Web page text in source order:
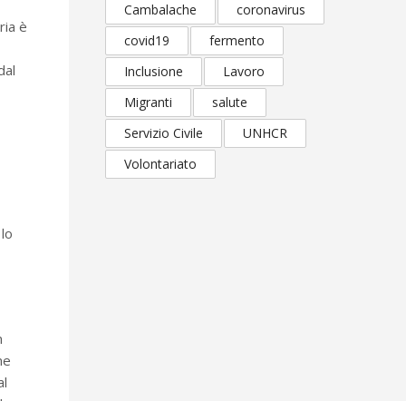
è
Cambalache
coronavirus
covid19
fermento
Inclusione
Lavoro
Migranti
salute
Servizio Civile
UNHCR
Volontariato